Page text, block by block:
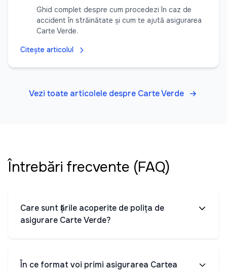
Ghid complet despre cum procedezi în caz de
accident în străinătate și cum te ajută asigurarea
Carte Verde.
Citește articolul
Vezi toate articolele despre Carte Verde
Întrebări frecvente (FAQ)
Care sunt țările acoperite de polița de
asigurare Carte Verde?
În ce format voi primi asigurarea Cartea